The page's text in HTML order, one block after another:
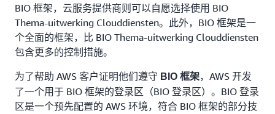
BIO 框架，云服务提供商则可以自愿选择使用 BIO
Thema-uitwerking Clouddiensten。此外，BIO 框架是一
个全面的框架，比 BIO Thema-uitwerking Clouddiensten
包含更多的控制措施。
为了帮助 AWS 客户证明他们遵守 BIO 框架，AWS 开发
了一个用于 BIO 框架的登录区（BIO 登录区）。BIO 登录
区是一个预先配置的 AWS 环境，符合 BIO 框架的部分技